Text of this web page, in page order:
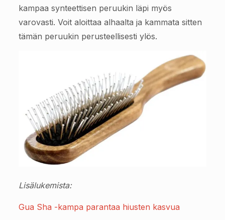
kampaa synteettisen peruukin läpi myös
varovasti. Voit aloittaa alhaalta ja kammata sitten
tämän peruukin perusteellisesti ylös.
Lisälukemista:
Gua Sha -kampa parantaa hiusten kasvua